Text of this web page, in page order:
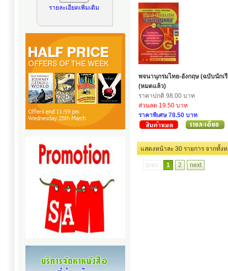
รายละเอียดเพิ่มเติม
พจนานุกรมไทย-อังกฤษ (ฉบับนักเ
(หมดแล้ว)
ราคาปกติ 98.00 บาท
ส่วนลด 19.50 บาท
ราคาพิเศษ 78.50 บาท
แสดงหน้าละ 30 รายกา
prev 1 2 next